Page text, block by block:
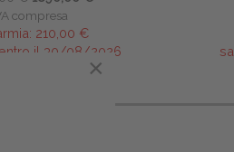
compresa
210,00 €
il 30/08/2026
×